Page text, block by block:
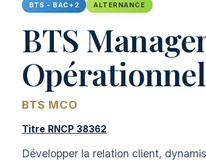
BTS - BAC+2 ALTERNANCE
BTS
Opérationnel
BTS MCO
Titre RNCP 38362
Développer la relation client,